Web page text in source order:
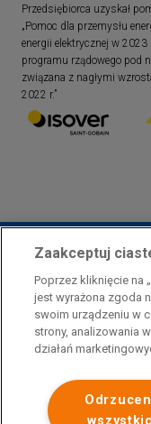
Stopka
Polityka prywatności
Przedsiębiorca uzyskał
„Pomoc dla przemysłu
energii elektrycznej w 2023
programu rządowego pod
związana z nagłymi
2022 r.”
Zaakceptuj
Poprzez kliknięcie na
jest wyrażona zgoda
swoim urządzeniu w
strony, analizowania
działań